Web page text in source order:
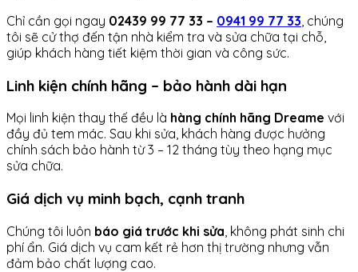
Chỉ cần gọi ngay 02439 99 77 33 – 0941 99 77 33 , chúng
tôi sẽ cử thợ đến tận nhà kiểm tra và sửa chữa tại chỗ,
giúp khách hàng tiết kiệm thời gian và công sức.
Linh kiện chính hãng – bảo hành dài hạn
Mọi linh kiện thay thế đều là hàng chính hãng Dreame với
đầy đủ tem mác. Sau khi sửa, khách hàng được hưởng
chính sách bảo hành từ 3 – 12 tháng tùy theo hạng mục
sửa chữa.
Giá dịch vụ minh bạch, cạnh tranh
Chúng tôi luôn báo giá trước khi sửa , không phát sinh chi
phí ẩn. Giá dịch vụ cam kết rẻ hơn thị trường nhưng vẫn
đảm bảo chất lượng cao.